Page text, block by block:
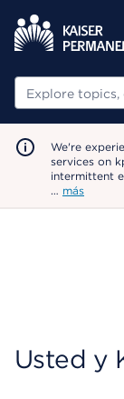
Buscar
We're
services on
intermittent
… más
Usted y